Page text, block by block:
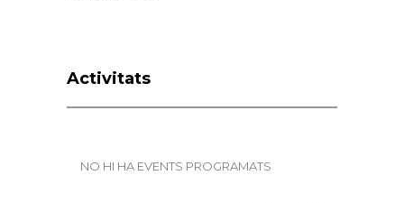
Activitats
NO HI HA EVENTS PROGRAMATS